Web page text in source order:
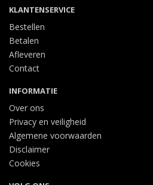
KLANTENSERVICE
Bestellen
Betalen
Afleveren
Contact
INFORMATIE
Over ons
Privacy en veiligheid
Algemene voorwaarden
Disclaimer
Cookies